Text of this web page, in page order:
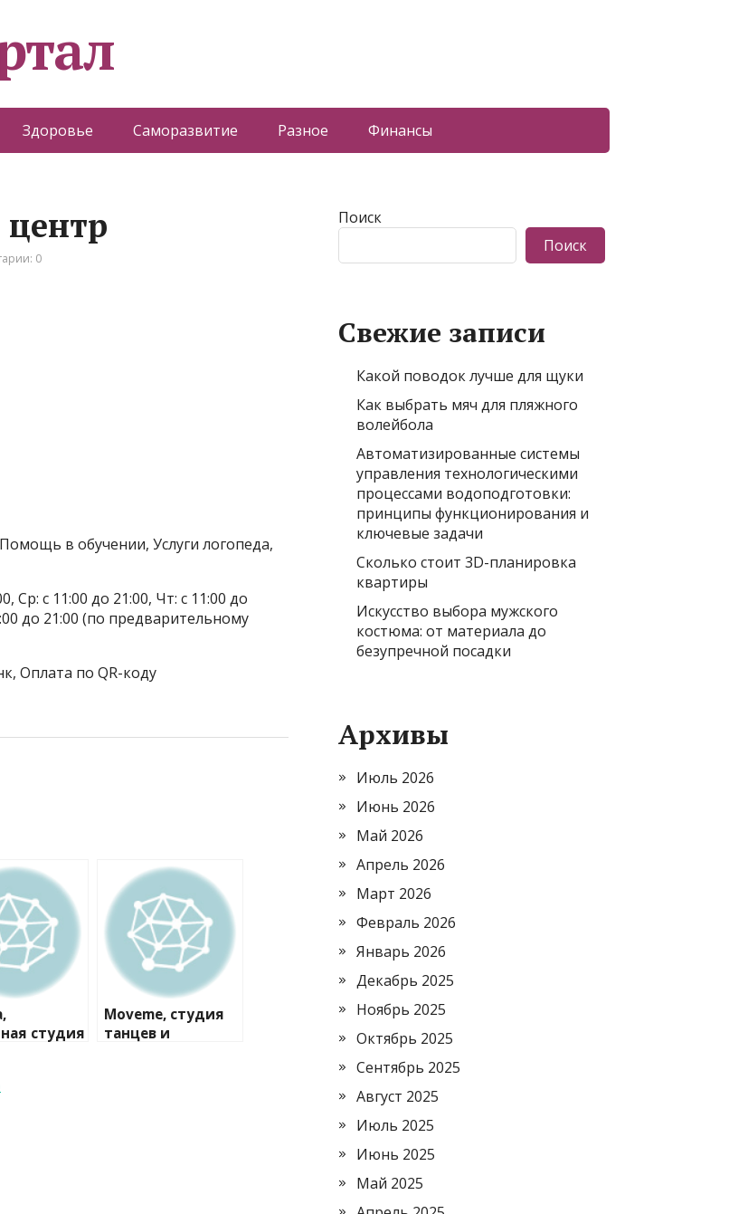
Здоровье Саморазвитие Разное Финансы
0
в обучении, Услуги логопеда,
Ср: с 11:00 до 21:00, Чт: с 11:00 до
до 21:00 (по предварительному
Оплата по QR-коду
студия
Moveme, студия
танцев и
Поиск
Поиск
Свежие записи
Какой поводок лучше для щуки
Как выбрать мяч для пляжного
волейбола
Автоматизированные системы
управления технологическими
процессами водоподготовки:
принципы функционирования и
ключевые задачи
Сколько стоит 3D-планировка
квартиры
Искусство выбора мужского
костюма: от материала до
безупречной посадки
Архивы
Июль 2026
Июнь 2026
Май 2026
Апрель 2026
Март 2026
Февраль 2026
Январь 2026
Декабрь 2025
Ноябрь 2025
Октябрь 2025
Сентябрь 2025
Август 2025
Июль 2025
Июнь 2025
Май 2025